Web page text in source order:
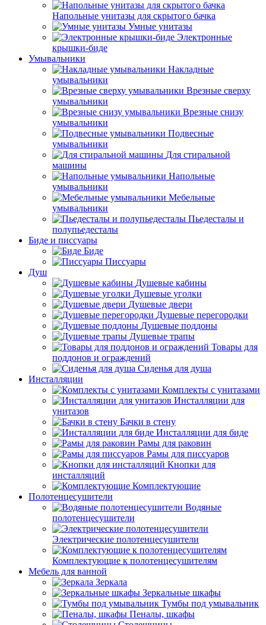
Напольные унитазы для скрытого бачка
Умные унитазы
Электронные
крышки-биде
Умывальники
Накладные
умывальники
Врезные сверху
умывальники
Врезные снизу
умывальники
Подвесные
умывальники
Для стиральной
машины
Напольные
умывальники
Мебельные
умывальники
Пьедесталы и
полупьедесталы
Биде и писсуары
Биде
Писсуары
Душ
Душевые кабины
Душевые уголки
Душевые двери
Душевые перегородки
Душевые поддоны
Душевые трапы
Товары для
поддонов и ограждений
Сиденья для душа
Инсталляции
Комплекты с унитазами
Инсталляции для
унитазов
Бачки в стену
Инсталляции для биде
Рамы для раковин
Рамы для писсуаров
Кнопки для
инсталляций
Комплектующие
Полотенцесушители
Водяные
полотенцесушители
Электрические полотенцесушители
Комплектующие к полотенцесушителям
Мебель для ванной
Зеркала
Зеркальные шкафы
Тумбы под умывальник
Пеналы, шкафы